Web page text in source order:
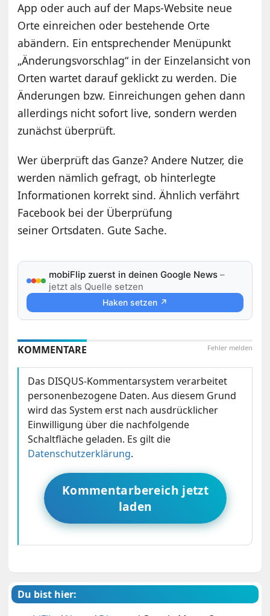
App oder auch auf der Maps-Website neue
Orte einreichen oder bestehende Orte
abändern. Ein entsprechender Menüpunkt
„Änderungsvorschlag“ in der Einzelansicht von
Orten wartet darauf geklickt zu werden. Die
Änderungen bzw. Einreichungen gehen dann
allerdings nicht sofort live, sondern werden
zunächst überprüft.
Wer überprüft das Ganze? Andere Nutzer, die
werden nämlich gefragt, ob hinterlegte
Informationen korrekt sind. Ähnlich verfährt
Facebook bei der Überprüfung
seiner Ortsdaten. Gute Sache.
mobiFlip zuerst in deinen Google News –
jetzt als Quelle setzen
Haken setzen ↗
Fehler melden
KOMMENTARE
Das DISQUS-Kommentarsystem verarbeitet
personenbezogene Daten. Aus diesem Grund
wird das System erst nach ausdrücklicher
Einwilligung über die nachfolgende
Schaltfläche geladen. Es gilt die
Datenschutzerklärung.
Kommentarbereich jetzt
laden
Du bist hier: